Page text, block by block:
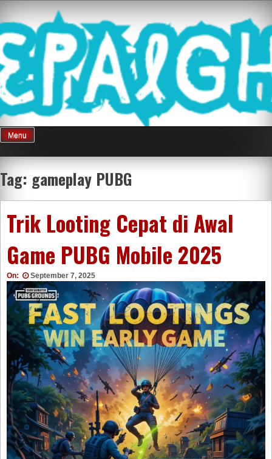
content
Mnepalghopa
Review Game
Terkini Paling
Seluruh Di
Indonesia
Menu
Tag: gameplay PUBG
Trik Looting Cepat di Awal
Game PUBG Mobile 2025
On: September 7, 2025